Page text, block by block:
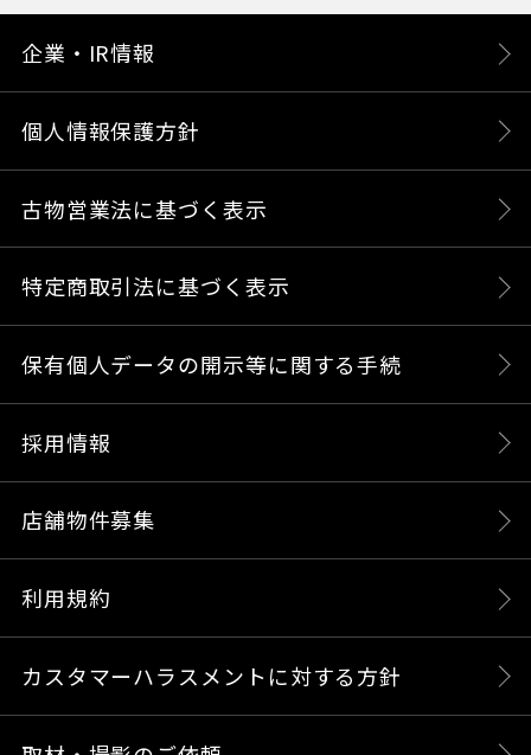
企業・IR情報
個人情報保護方針
古物営業法に基づく表示
特定商取引法に基づく表示
保有個人データの開示等に関する手続
採用情報
店舗物件募集
利用規約
カスタマーハラスメントに対する方針